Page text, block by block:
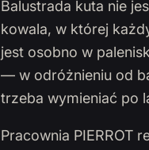
Balustrada kuta nie
kowala, w której
jest osobno w
— w odróżnieniu od
trzeba wymieniać po
Pracownia PIERROT